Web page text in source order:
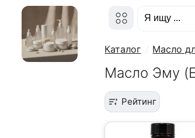
Каталог Масло
Масло Эму
Рейтинг